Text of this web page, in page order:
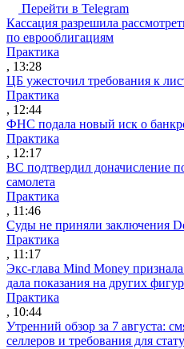
Перейти в Telegram
Кассация разрешила
по еврооблигациям
Практика
, 13:28
ЦБ ужесточил требования к
Практика
, 12:44
ФНС подала новый иск о
Практика
, 12:17
ВС подтвердил доначисление
самолета
Практика
, 11:46
Суды не приняли заключения
Практика
, 11:17
Экс-глава Mind Money
дала показания на других
Практика
, 10:44
Утренний обзор за 7 августа:
селлеров и требования для